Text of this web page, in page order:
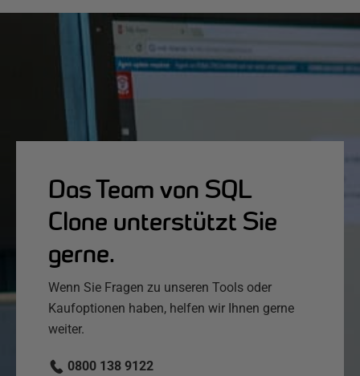
Das Team von SQL
Clone unterstützt Sie
gerne.
Wenn Sie Fragen zu unseren Tools oder
Kaufoptionen haben, helfen wir Ihnen gerne
weiter.
0800 138 9122